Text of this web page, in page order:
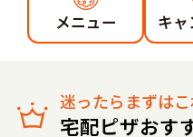
メニュー キャ
迷ったらまずはこ
宅配ピザおす